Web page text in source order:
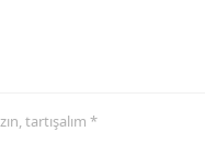
Karaman
tartışalım *